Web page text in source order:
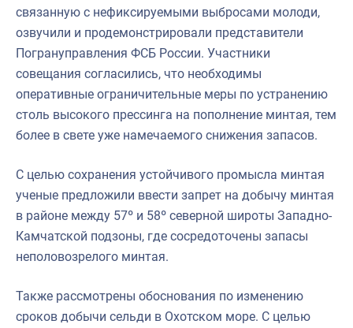
связанную с нефиксируемыми выбросами молоди,
озвучили и продемонстрировали представители
Погрануправления ФСБ России. Участники
совещания согласились, что необходимы
оперативные ограничительные меры по устранению
столь высокого прессинга на пополнение минтая, тем
более в свете уже намечаемого снижения запасов.
C целью сохранения устойчивого промысла минтая
ученые предложили ввести запрет на добычу минтая
в районе между 57º и 58º северной широты Западно-
Камчатской подзоны, где сосредоточены запасы
неполовозрелого минтая.
Также рассмотрены обоснования по изменению
сроков добычи сельди в Охотском море. С целью